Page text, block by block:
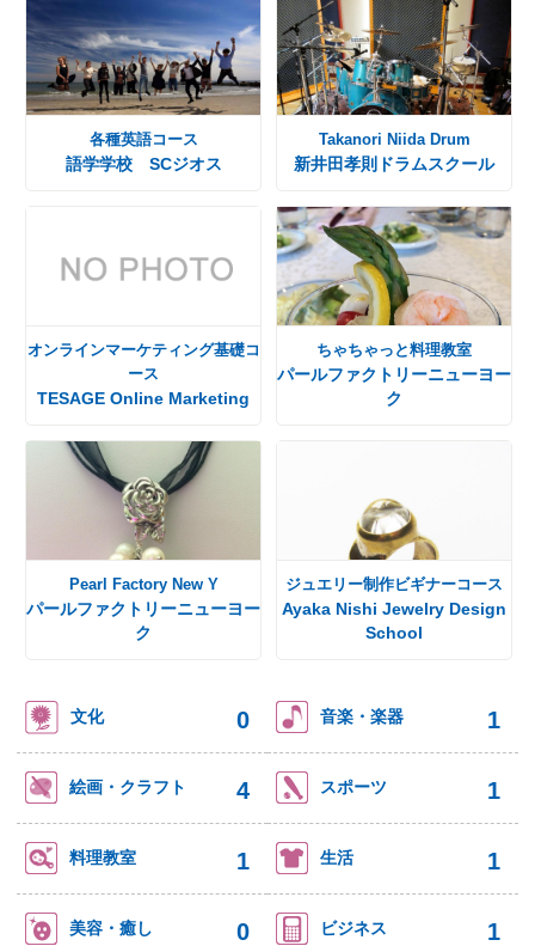
各種英語コース
語学学校 SCジオス
Takanori Niida Drum
新井田孝則ドラムスクール
オンラインマーケティング基礎コ
ース
TESAGE Online Marketing
ちゃちゃっと料理教室
パールファクトリーニューヨー
ク
Pearl Factory New Y
パールファクトリーニューヨー
ク
ジュエリー制作ビギナーコース
Ayaka Nishi Jewelry Design
School
文化 0 音楽・楽器 1
絵画・クラフト 4 スポーツ 1
料理教室 1 生活 1
美容・癒し 0 ビジネス 1